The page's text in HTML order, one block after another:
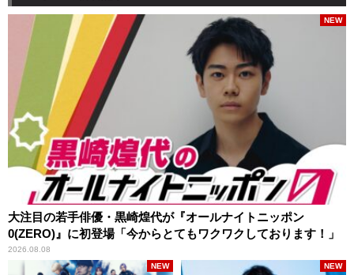
大注目の若手俳優・黒崎煌代が『オールナイトニッポン
0(ZERO)』に初登場「今からとてもワクワクしております！」
2026.08.08
NEW
NEW NEW